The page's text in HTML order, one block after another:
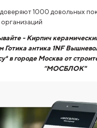
1000 довольных
- Кирпич
Готика антика 1NF
в городе Москва от
“МОСБЛОК"